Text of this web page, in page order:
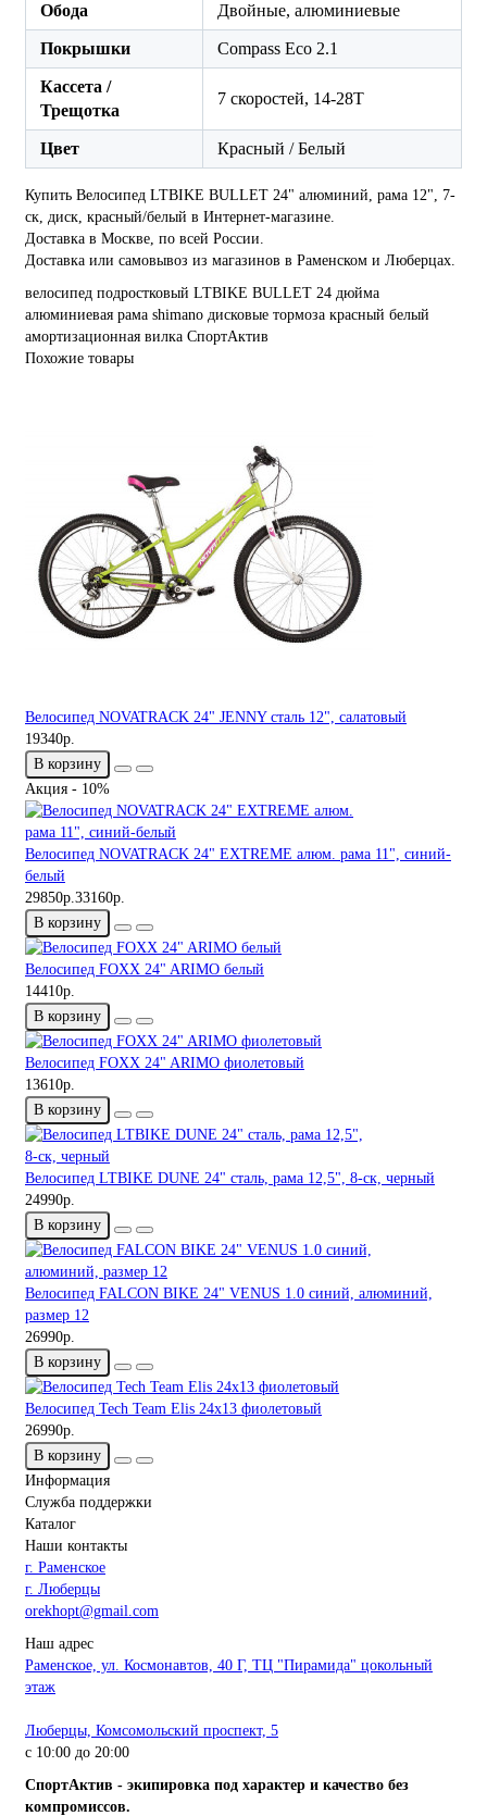
Обода Двойные, алюминиевые
Покрышки Compass Eco 2.1
Кассета /
Трещотка
7 скоростей, 14-28Т
Цвет Красный / Белый
Купить Велосипед LTBIKE BULLET 24" алюминий, рама 12", 7-
ск, диск, красный/белый в Интернет-магазине.
Доставка в Москве, по всей России.
Доставка или самовывоз из магазинов в Раменском и Люберцах.
велосипед подростковый LTBIKE BULLET 24 дюйма
алюминиевая рама shimano дисковые тормоза красный белый
амортизационная вилка СпортАктив
Похожие товары
Велосипед NOVATRACK 24" JENNY сталь 12", салатовый
19340р.
В корзину
Акция - 10%
Велосипед NOVATRACK 24" EXTREME алюм. рама 11", синий-
белый
29850р.33160р.
В корзину
Велосипед FOXX 24" ARIMO белый
14410р.
В корзину
Велосипед FOXX 24" ARIMO фиолетовый
13610р.
В корзину
Велосипед LTBIKE DUNE 24" сталь, рама 12,5", 8-ск, черный
24990р.
В корзину
Велосипед FALCON BIKE 24" VENUS 1.0 синий, алюминий,
размер 12
26990р.
В корзину
Велосипед Tech Team Elis 24х13 фиолетовый
26990р.
В корзину
Информация
Служба поддержки
Каталог
Наши контакты
г. Раменское
г. Люберцы
orekhopt@gmail.com
Наш адрес
Раменское, ул. Космонавтов, 40 Г, ТЦ "Пирамида" цокольный
этаж
Люберцы, Комсомольский проспект, 5
с 10:00 до 20:00
СпортАктив - экипировка под характер и качество без
компромиссов.